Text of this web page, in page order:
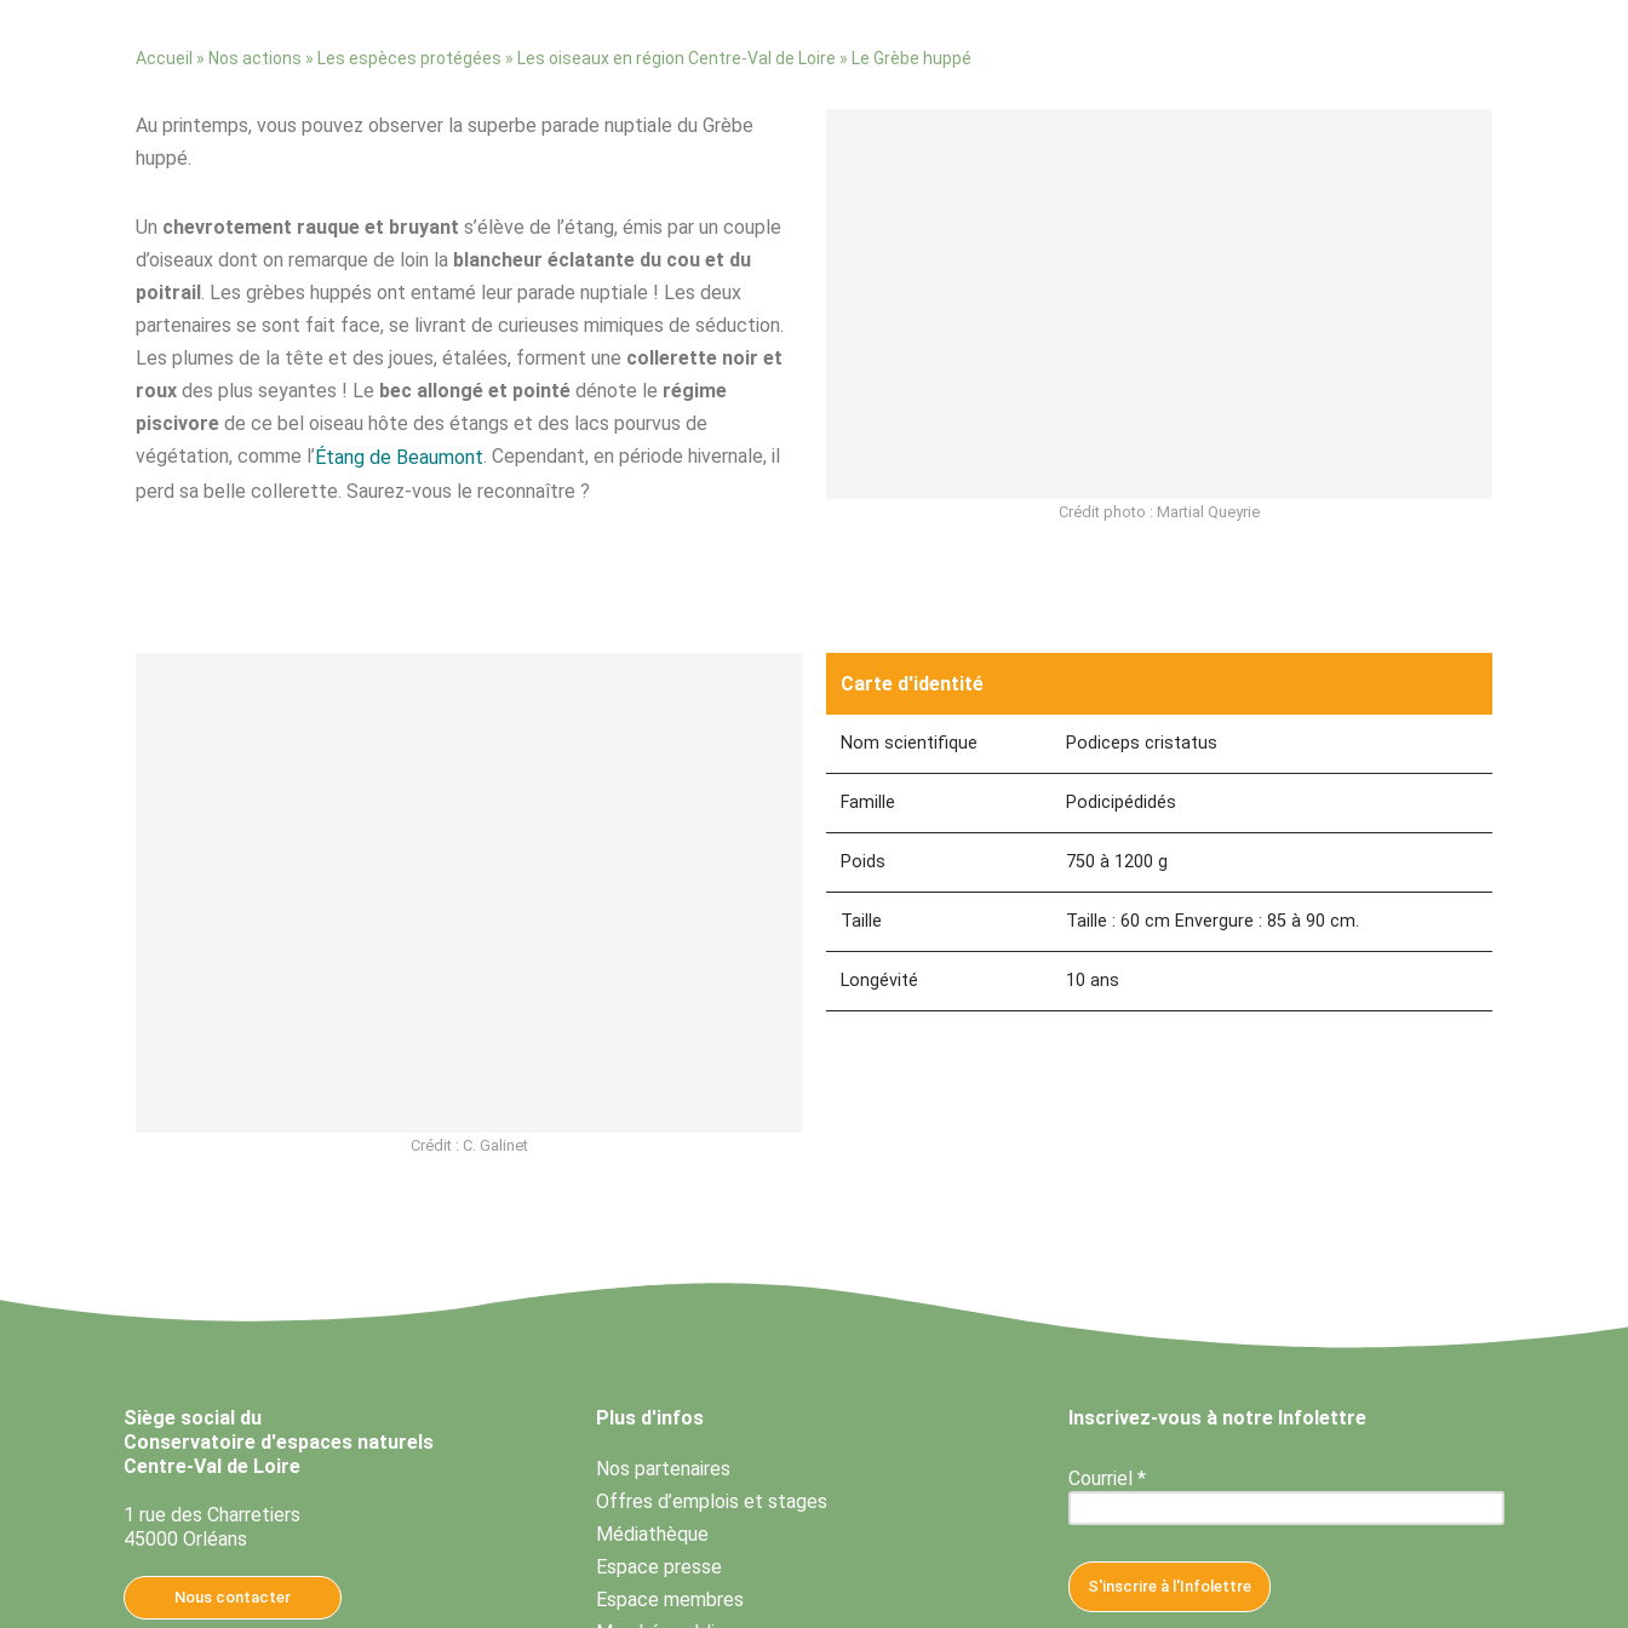
Accueil » Nos actions » Les espèces protégées » Les oiseaux en région Centre-Val de Loire » Le Grèbe huppé
Au printemps, vous pouvez observer la superbe parade nuptiale du Grèbe
huppé.
Un chevrotement rauque et bruyant s’élève de l’étang, émis par un couple
d’oiseaux dont on remarque de loin la blancheur éclatante du cou et du
poitrail . Les grèbes huppés ont entamé leur parade nuptiale ! Les deux
partenaires se sont fait face, se livrant de curieuses mimiques de séduction.
Les plumes de la tête et des joues, étalées, forment une collerette noir et
roux des plus seyantes ! Le bec allongé et pointé dénote le régime
piscivore de ce bel oiseau hôte des étangs et des lacs pourvus de
végétation, comme l’ Étang de Beaumont. Cependant, en période hivernale, il
perd sa belle collerette. Saurez-vous le reconnaître ?
Crédit photo : Martial Queyrie
Crédit : C. Galinet
Carte d'identité
Nom scientifique Podiceps cristatus
Famille Podicipédidés
Poids 750 à 1200 g
Taille Taille : 60 cm Envergure : 85 à 90 cm.
Longévité 10 ans
Siège social du
Conservatoire d'espaces naturels
Centre-Val de Loire
1 rue des Charretiers
45000 Orléans
Nous contacter
Plus d'infos
Nos partenaires
Offres d’emplois et stages
Médiathèque
Espace presse
Espace membres
Inscrivez-vous à notre Infolettre
Courriel *